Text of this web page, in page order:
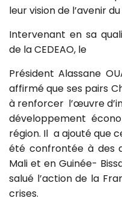
leur vision de l’avenir
Intervenant en sa
de la CEDEAO, le
Président Alassane
affirmé que ses pairs
à renforcer l’œuvre
développement
région. Il a ajouté que
été confrontée à des
Mali et en Guinée-
salué l’action de la
crises.